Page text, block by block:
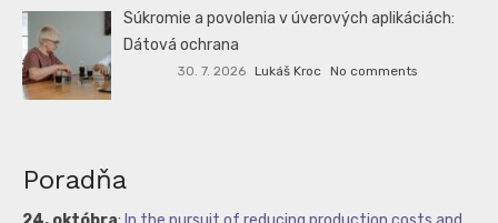
Súkromie a povolenia v úverových aplikáciách:
Dátová ochrana
30. 7. 2026 Lukáš Kroc No comments
Poradňa